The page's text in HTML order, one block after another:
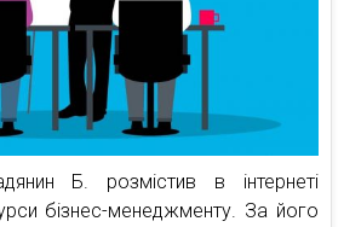
Б. розмістив в інтернеті
бізнес-менеджменту. За його